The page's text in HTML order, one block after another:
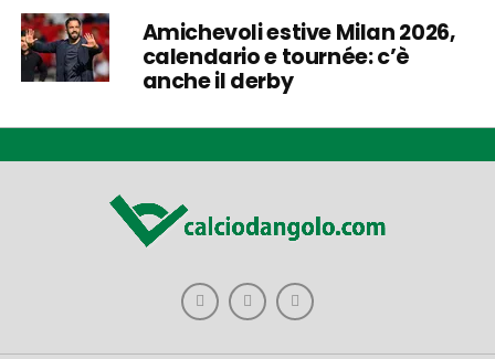
Amichevoli estive Milan 2026,
calendario e tournée: c’è
anche il derby